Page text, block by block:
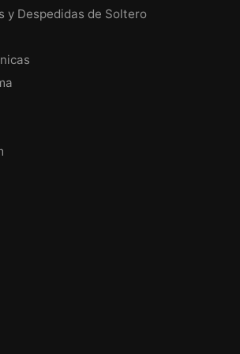
y Despedidas de Soltero